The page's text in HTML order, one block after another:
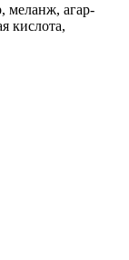
меланж, агар-
кислота,